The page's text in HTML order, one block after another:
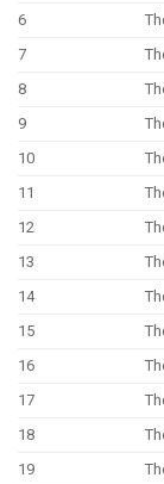
6
7
8
9
10
11
12
13
14
15
16
17
18
19